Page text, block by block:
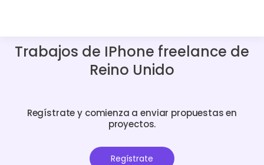
Trabajos de IPhone freelance de
Reino Unido
Regístrate y comienza a enviar propuestas en
proyectos.
Regístrate